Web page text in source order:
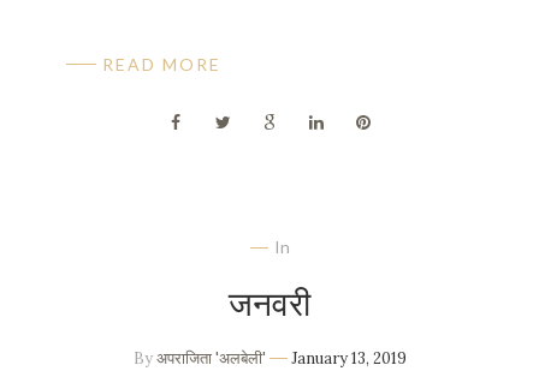
READ MORE
In
जनवरी
Byअपराजिता 'अलबेली' January 13, 2019